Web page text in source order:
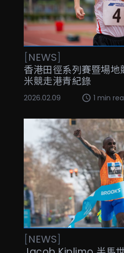
[NEWS]
香港田徑系列賽暨場地
米競走港青紀錄
2026.02.09 1 min
[NEWS]